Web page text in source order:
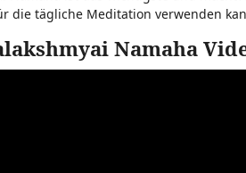
die tägliche Meditation verwenden
Namaha